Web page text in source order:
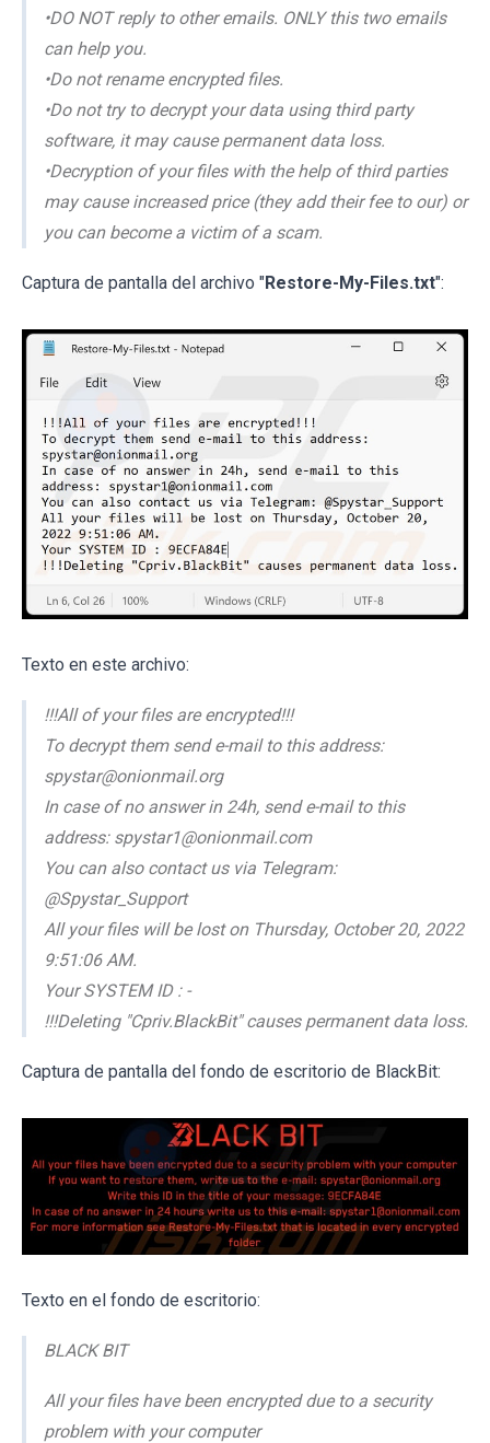
•DO NOT reply to other emails. ONLY this two emails
can help you.
•Do not rename encrypted files.
•Do not try to decrypt your data using third party
software, it may cause permanent data loss.
•Decryption of your files with the help of third parties
may cause increased price (they add their fee to our) or
you can become a victim of a scam.
Captura de pantalla del archivo "Restore-My-Files.txt":
Texto en este archivo:
!!!All of your files are encrypted!!!
To decrypt them send e-mail to this address:
spystar@onionmail.org
In case of no answer in 24h, send e-mail to this
address: spystar1@onionmail.com
You can also contact us via Telegram:
@Spystar_Support
All your files will be lost on Thursday, October 20, 2022
9:51:06 AM.
Your SYSTEM ID : -
!!!Deleting "Cpriv.BlackBit" causes permanent data loss.
Captura de pantalla del fondo de escritorio de BlackBit:
Texto en el fondo de escritorio:
BLACK BIT
All your files have been encrypted due to a security
problem with your computer